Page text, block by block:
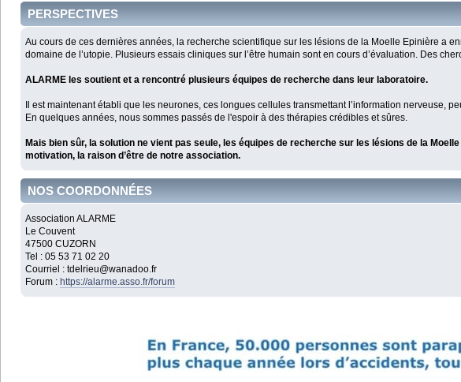
PERSPECTIVES
Au cours de ces dernières années, la recherche scientifique sur les lésions de la Moelle Epinière a
domaine de l’utopie. Plusieurs essais cliniques sur l’être humain sont en cours d’évaluation. Des
ALARME les soutient et a rencontré plusieurs équipes de recherche dans leur laboratoire.
Il est maintenant établi que les neurones, ces longues cellules transmettant l’information nerveuse,
En quelques années, nous sommes passés de l'espoir à des thérapies crédibles et sûres.
Mais bien sûr, la solution ne vient pas seule, les équipes de recherche sur les lésions de la
motivation, la raison d’être de notre association.
NOS COORDONNÉES
Association ALARME
Le Couvent
47500 CUZORN
Tel : 05 53 71 02 20
Courriel : tdelrieu@wanadoo.fr
Forum :https://alarme.asso.fr/forum